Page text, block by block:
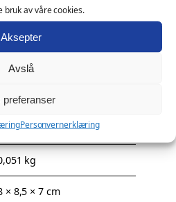
bruk av våre cookies.
Aksepter
Avslå
preferanser
Personvernerklæring
mulighetene her:
kg
× 8,5 × 7 cm